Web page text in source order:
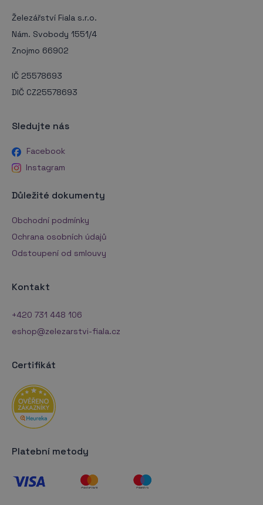
Železářství Fiala s.r.o.
Nám. Svobody 1551/4
Znojmo 66902
IČ 25578693
DIČ CZ25578693
Sledujte nás
Facebook
Instagram
Důležité dokumenty
Obchodní podmínky
Ochrana osobních údajů
Odstoupení od smlouvy
Kontakt
+420 731 448 106
eshop@zelezarstvi-fiala.cz
Certifikát
Platební metody